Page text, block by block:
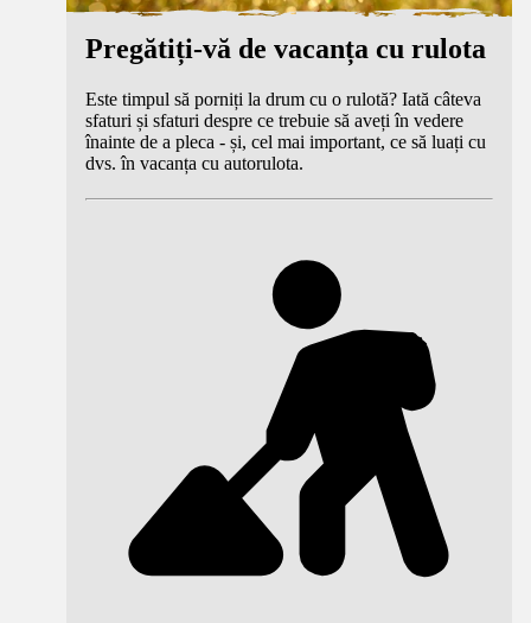
Pregătiți-vă de vacanța cu rulota
Este timpul să porniți la drum cu o rulotă? Iată câteva
sfaturi și sfaturi despre ce trebuie să aveți în vedere
înainte de a pleca - și, cel mai important, ce să luați cu
dvs. în vacanța cu autorulota.